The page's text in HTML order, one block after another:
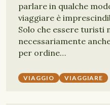
parlare in qualche
viaggiare è
Solo che essere turisti
necessariamente
per ordine…
VIAGGIO VIAGGIARE